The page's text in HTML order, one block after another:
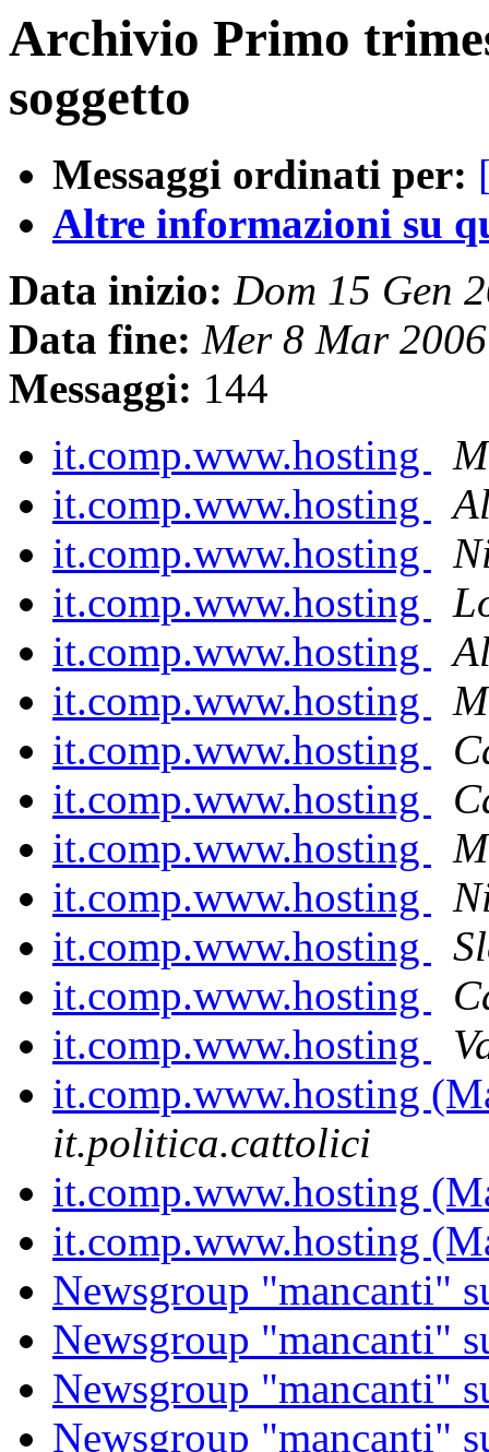
Archivio Primo
soggetto
Messaggi ordinati per:
Altre informazioni su
Data inizio: Dom 15 Gen
Data fine: Mer 8 Mar
Messaggi: 144
it.comp.www.hosting
it.comp.www.hosting
it.comp.www.hosting
it.comp.www.hosting
it.comp.www.hosting
it.comp.www.hosting
it.comp.www.hosting
it.comp.www.hosting
it.comp.www.hosting
it.comp.www.hosting
it.comp.www.hosting
it.comp.www.hosting
it.comp.www.hosting
it.comp.www.hosting
it.politica.cattolici
it.comp.www.hosting
it.comp.www.hosting
Newsgroup "mancanti"
Newsgroup "mancanti"
Newsgroup "mancanti"
Newsgroup "mancanti"